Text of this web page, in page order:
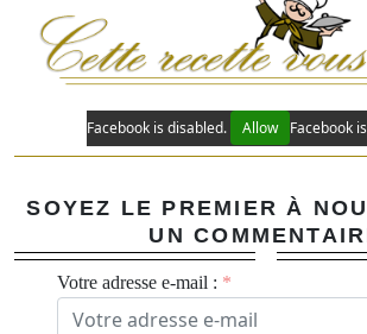
Facebook is disabled. Allow Facebook
SOYEZ LE PREMIER À
UN
Votre adresse e-mail :